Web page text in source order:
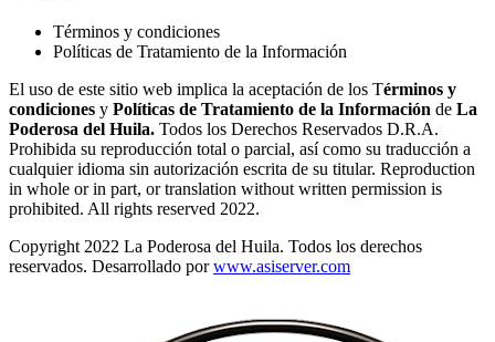
Términos y condiciones
Políticas de Tratamiento de la Información
El uso de este sitio web implica la aceptación de los Términos y
condiciones y Políticas de Tratamiento de la Información de La
Poderosa del Huila. Todos los Derechos Reservados D.R.A.
Prohibida su reproducción total o parcial, así como su traducción a
cualquier idioma sin autorización escrita de su titular. Reproduction
in whole or in part, or translation without written permission is
prohibited. All rights reserved 2022.
Copyright 2022 La Poderosa del Huila. Todos los derechos
reservados. Desarrollado porwww.asiserver.com